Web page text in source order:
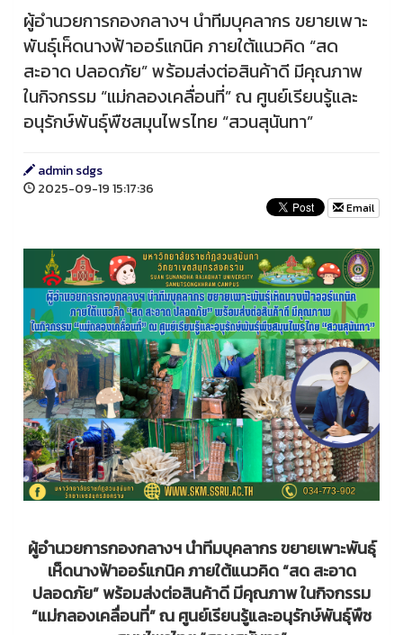
ผู้อำนวยการกองกลางฯ นำทีมบุคลากร ขยายเพาะ
พันธุ์เห็ดนางฟ้าออร์แกนิค ภายใต้แนวคิด “สด
สะอาด ปลอดภัย” พร้อมส่งต่อสินค้าดี มีคุณภาพ
ในกิจกรรม “แม่กลองเคลื่อนที่” ณ ศูนย์เรียนรู้และ
อนุรักษ์พันธุ์พืชสมุนไพรไทย “สวนสุนันทา”
admin sdgs
2025-09-19 15:17:36
Email
ผู้อำนวยการกองกลางฯ นำทีมบุคลากร ขยายเพาะพันธุ์
เห็ดนางฟ้าออร์แกนิค ภายใต้แนวคิด “สด สะอาด
ปลอดภัย” พร้อมส่งต่อสินค้าดี มีคุณภาพ ในกิจกรรม
“แม่กลองเคลื่อนที่” ณ ศูนย์เรียนรู้และอนุรักษ์พันธุ์พืช